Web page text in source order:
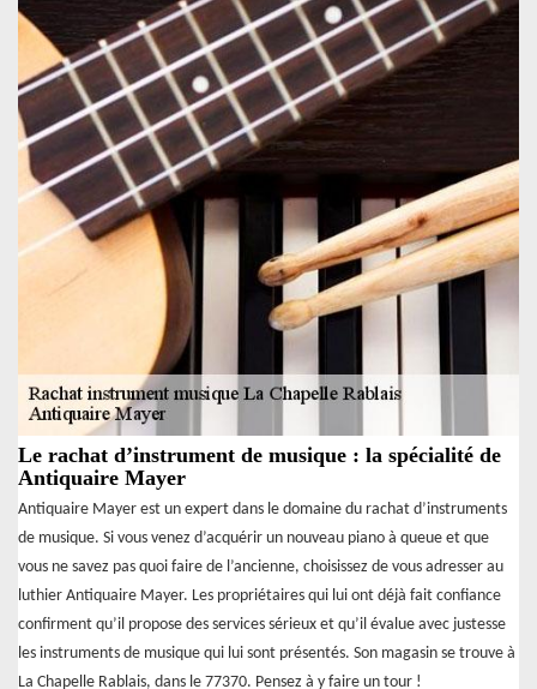
Le rachat d’instrument de musique : la spécialité de
Antiquaire Mayer
Antiquaire Mayer est un expert dans le domaine du rachat d’instruments
de musique. Si vous venez d’acquérir un nouveau piano à queue et que
vous ne savez pas quoi faire de l’ancienne, choisissez de vous adresser au
luthier Antiquaire Mayer. Les propriétaires qui lui ont déjà fait confiance
confirment qu’il propose des services sérieux et qu’il évalue avec justesse
les instruments de musique qui lui sont présentés. Son magasin se trouve à
La Chapelle Rablais, dans le 77370. Pensez à y faire un tour !